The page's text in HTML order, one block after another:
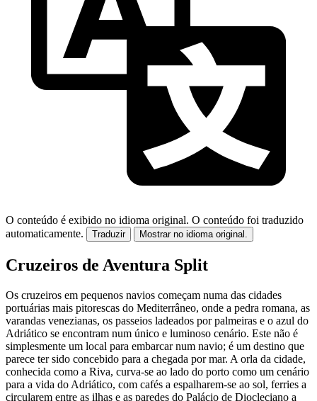
O conteúdo é exibido no idioma original. O conteúdo foi traduzido
automaticamente.
Traduzir Mostrar no idioma original.
Cruzeiros de Aventura Split
Os cruzeiros em pequenos navios começam numa das cidades
portuárias mais pitorescas do Mediterrâneo, onde a pedra romana, as
varandas venezianas, os passeios ladeados por palmeiras e o azul do
Adriático se encontram num único e luminoso cenário. Este não é
simplesmente um local para embarcar num navio; é um destino que
parece ter sido concebido para a chegada por mar. A orla da cidade,
conhecida como a Riva, curva-se ao lado do porto como um cenário
para a vida do Adriático, com cafés a espalharem-se ao sol, ferries a
circularem entre as ilhas e as paredes do Palácio de Diocleciano a